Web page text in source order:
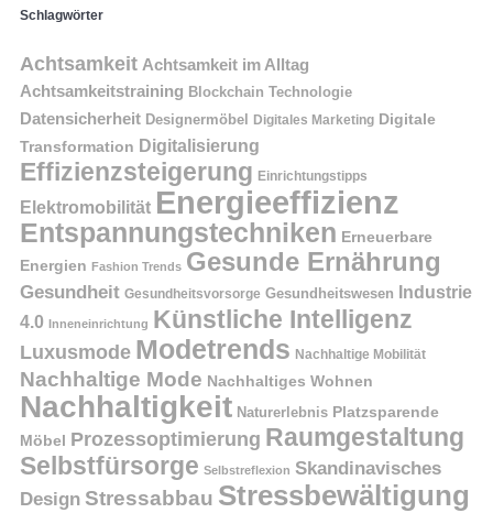
Schlagwörter
Achtsamkeit Achtsamkeit im Alltag
Achtsamkeitstraining Blockchain Technologie
Datensicherheit Designermöbel Digitales Marketing Digitale
Transformation Digitalisierung
Effizienzsteigerung Einrichtungstipps
Elektromobilität Energieeffizienz
Entspannungstechniken Erneuerbare
Energien Fashion Trends Gesunde Ernährung
Gesundheit Gesundheitsvorsorge Gesundheitswesen Industrie
4.0
Inneneinrichtung Künstliche Intelligenz
Luxusmode Modetrends Nachhaltige Mobilität
Nachhaltige Mode Nachhaltiges Wohnen
Nachhaltigkeit Naturerlebnis Platzsparende
Möbel
Prozessoptimierung Raumgestaltung
Selbstfürsorge Selbstreflexion Skandinavisches
Design Stressabbau Stressbewältigung